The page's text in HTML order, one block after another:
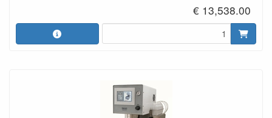
€ 13,538.00